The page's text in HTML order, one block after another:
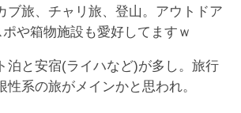
ブ旅、チャリ旅、登山。アウトドア
や箱物施設も愛好してますｗ
泊と安宿(ライハなど)が多し。旅行
性系の旅がメインかと思われ。